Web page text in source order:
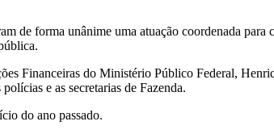
de forma unânime uma atuação coordenada
Financeiras do Ministério Público Federal,
e as secretarias de Fazenda.
do ano passado.